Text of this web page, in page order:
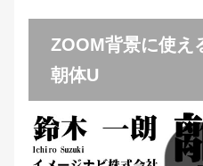
ZOOM背景に使え
朝体U